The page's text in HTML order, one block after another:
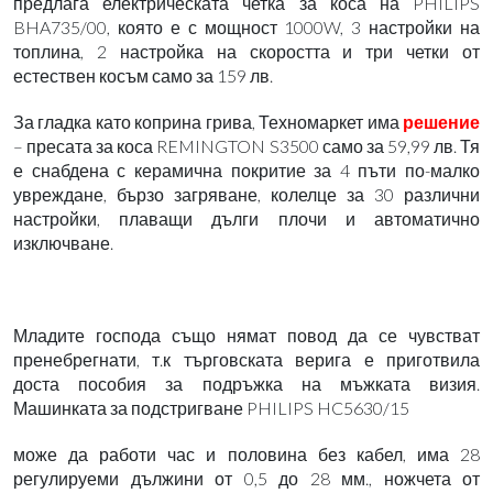
BHA735/00, която е с мощност 1000W, 3 настройки на
топлина, 2 настройка на скоростта и три четки от
естествен косъм само за 159 лв.
За гладка като коприна грива, Техномаркет има решение
– пресата за коса REMINGTON S3500 само за 59,99 лв. Тя
е снабдена с керамична покритие за 4 пъти по-малко
увреждане, бързо загряване, колелце за 30 различни
настройки, плаващи дълги плочи и автоматично
изключване.
Младите господа също нямат повод да се чувстват
пренебрегнати, т.к търговската верига е приготвила
доста пособия за подръжка на мъжката визия.
Машинката за подстригване PHILIPS HC5630/15
може да работи час и половина без кабел, има 28
регулируеми дължини от 0,5 до 28 мм., ножчета от